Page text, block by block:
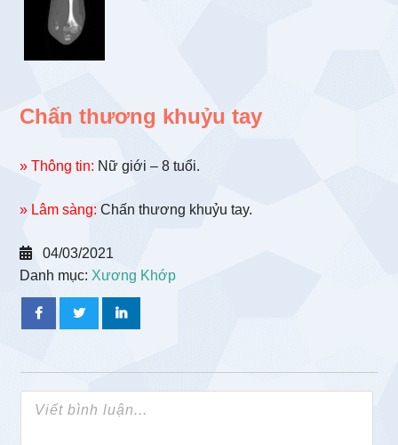
Chấn thương khuỷu tay
» Thông tin: Nữ giới – 8 tuổi.
» Lâm sàng: Chấn thương khuỷu tay.
04/03/2021
Danh mục: Xương Khớp